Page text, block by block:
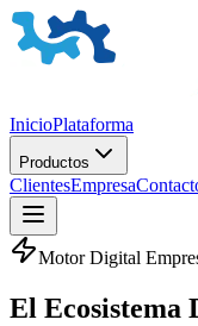
InicioPlataforma
Productos
ClientesEmpresa
Motor Digital
El Ecosistema